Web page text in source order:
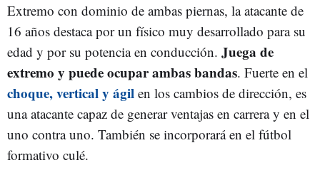
Extremo con dominio de ambas piernas, la atacante de
16 años destaca por un físico muy desarrollado para su
edad y por su potencia en conducción. Juega de
extremo y puede ocupar ambas bandas. Fuerte en el
choque, vertical y ágil en los cambios de dirección, es
una atacante capaz de generar ventajas en carrera y en el
uno contra uno. También se incorporará en el fútbol
formativo culé.